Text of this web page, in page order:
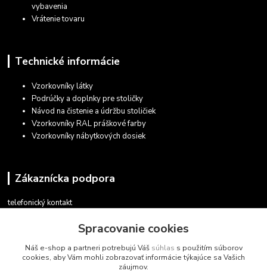
vybavenia
Vrátenie tovaru
Technické informácie
Vzorkovníky látky
Podrúčky a doplnky pre stoličky
Návod na čistenie a údržbu stoličiek
Vzorkovníky RAL práškové farby
Vzorkovníky nábytkových dosiek
Zákaznícka podpora
telefonický kontakt
v pracovných dňoch 08.30 - 16.00
obchod@marketsk.sk
Spracovanie cookies
Náš e-shop a partneri potrebujú Váš súhlas s použitím súborov
cookies, aby Vám mohli zobrazovať informácie týkajúce sa Vašich
záujmov.